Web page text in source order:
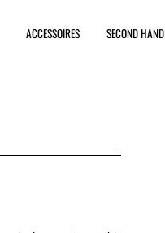
ACCESSOIRES SECOND HAND